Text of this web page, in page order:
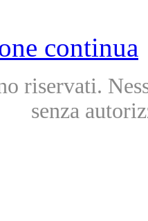
continua
riservati.
senza